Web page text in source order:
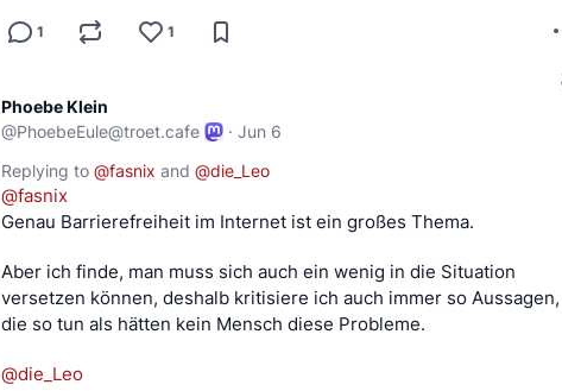
1 1
Phoebe Klein
@PhoebeEule@troet.cafe · Jun 6
Replying to @fasnix and @die_Leo
@fasnix
Genau Barrierefreiheit im Internet ist ein großes Thema.
Aber ich finde, man muss sich auch ein wenig in die Situation
versetzen können, deshalb kritisiere ich auch immer so Aussagen,
die so tun als hätten kein Mensch diese Probleme.
@die_Leo